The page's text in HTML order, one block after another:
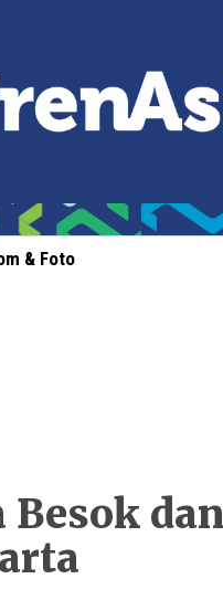
& Foto
Besok